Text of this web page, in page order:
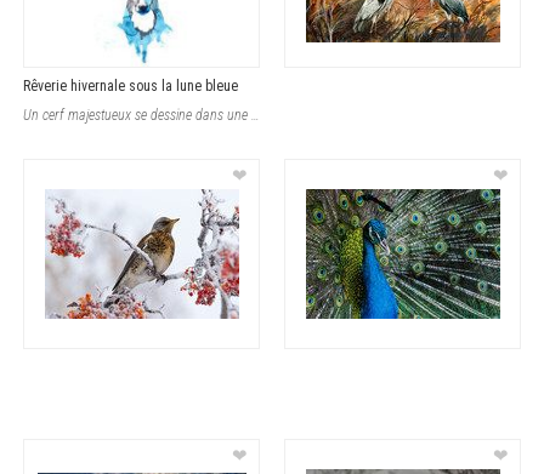
Rêverie hivernale sous la lune bleue
Un cerf majestueux se dessine dans une aquarelle où la nature s’exprime avec
❤ ❤
❤ ❤